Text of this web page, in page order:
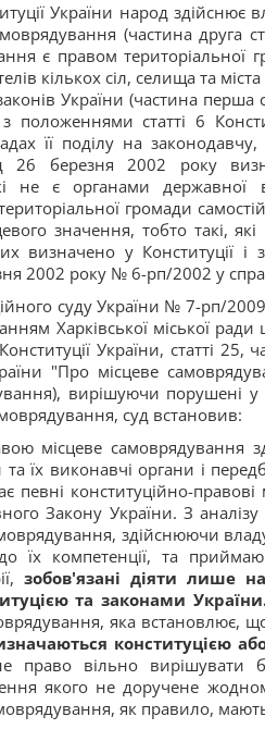
України народ
(частина друга
є правом
кількох сіл, селища та
України (частина
положеннями статті 6
її поділу на
26 березня 2002 року
не є органами
громади
значення, тобто такі,
визначено у Конституції
2002 року № 6-рп/2002 у
суду України № 7-рп/
Харківської міської
України, статті
"Про місцеве
вирішуючи порушені
суд встановив:
місцеве самоврядування
їх виконавчі органи і
певні конституційно-
Закону України. З
здійснюючи
до їх компетенції, та
зобов'язані діяти лише
та законами
яка встановлює,
конституцією
право вільно вирішувати
якого не доручене
як правило,